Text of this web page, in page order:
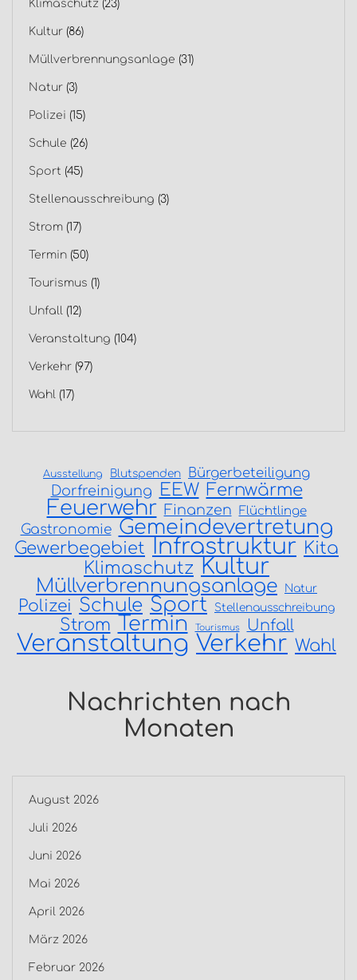
Klimaschutz (23)
Kultur (86)
Müllverbrennungsanlage (31)
Natur (3)
Polizei (15)
Schule (26)
Sport (45)
Stellenausschreibung (3)
Strom (17)
Termin (50)
Tourismus (1)
Unfall (12)
Veranstaltung (104)
Verkehr (97)
Wahl (17)
Ausstellung Blutspenden Bürgerbeteiligung
Dorfreinigung EEW Fernwärme
Feuerwehr Finanzen Flüchtlinge
Gastronomie Gemeindevertretung
Gewerbegebiet Infrastruktur Kita
Klimaschutz Kultur
Müllverbrennungsanlage Natur
Polizei Schule Sport Stellenausschreibung
Strom Termin Tourismus Unfall
Veranstaltung Verkehr Wahl
Nachrichten nach
Monaten
August 2026
Juli 2026
Juni 2026
Mai 2026
April 2026
März 2026
Februar 2026